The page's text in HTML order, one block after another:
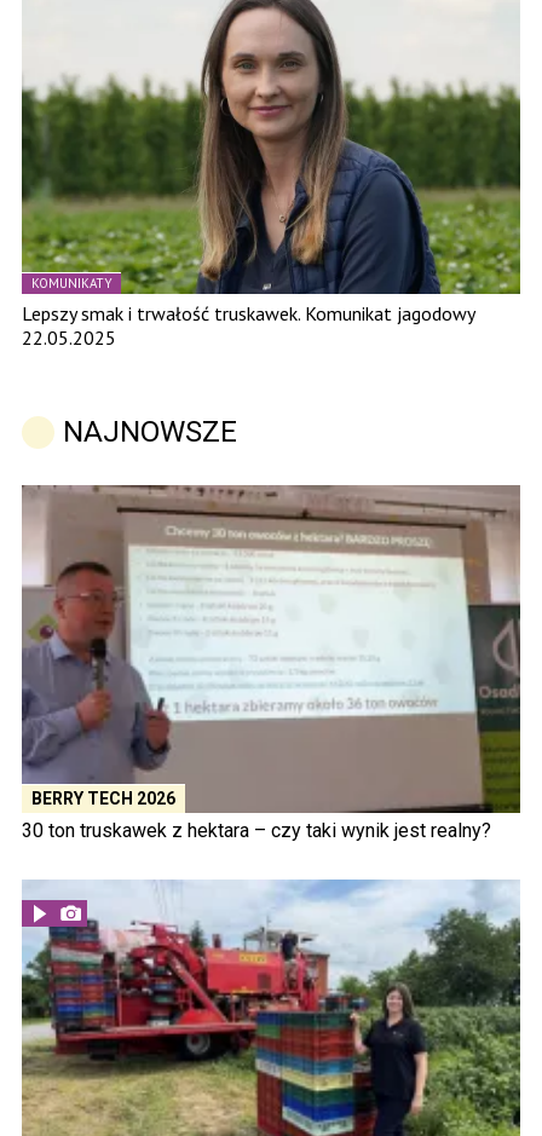
KOMUNIKATY
Lepszy smak i trwałość truskawek. Komunikat jagodowy
22.05.2025
NAJNOWSZE
BERRY TECH 2026
30 ton truskawek z hektara – czy taki wynik jest realny?